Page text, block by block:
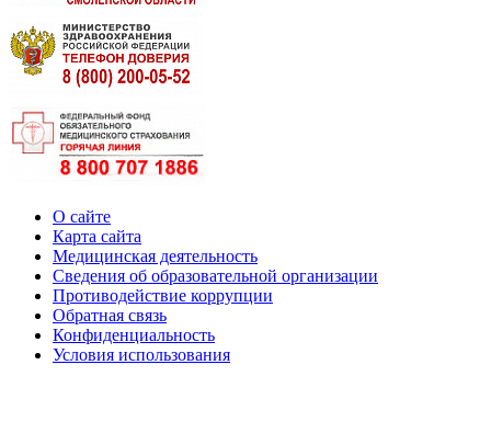
О сайте
Карта сайта
Медицинская деятельность
Сведения об образовательной организации
Противодействие коррупции
Обратная связь
Конфиденциальность
Условия использования